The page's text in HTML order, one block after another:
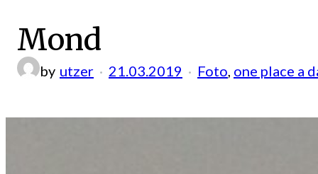
Mond
by utzer 21.03.2019 Foto one place a